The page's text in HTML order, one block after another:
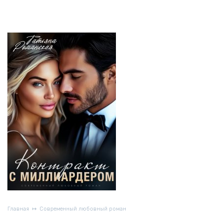
Главная Современный любовный роман